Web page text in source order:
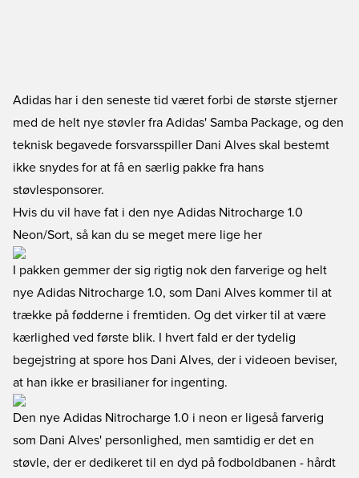
Adidas har i den seneste tid været forbi de største stjerner
med de helt nye støvler fra Adidas' Samba Package, og den
teknisk begavede forsvarsspiller Dani Alves skal bestemt
ikke snydes for at få en særlig pakke fra hans
støvlesponsorer.
Hvis du vil have fat i den nye Adidas Nitrocharge 1.0
Neon/Sort, så kan du se meget mere lige her
I pakken gemmer der sig rigtig nok den farverige og helt
nye Adidas Nitrocharge 1.0, som Dani Alves kommer til at
trække på fødderne i fremtiden. Og det virker til at være
kærlighed ved første blik. I hvert fald er der tydelig
begejstring at spore hos Dani Alves, der i videoen beviser,
at han ikke er brasilianer for ingenting.
Den nye Adidas Nitrocharge 1.0 i neon er ligeså farverig
som Dani Alves' personlighed, men samtidig er det en
støvle, der er dedikeret til en dyd på fodboldbanen - hårdt